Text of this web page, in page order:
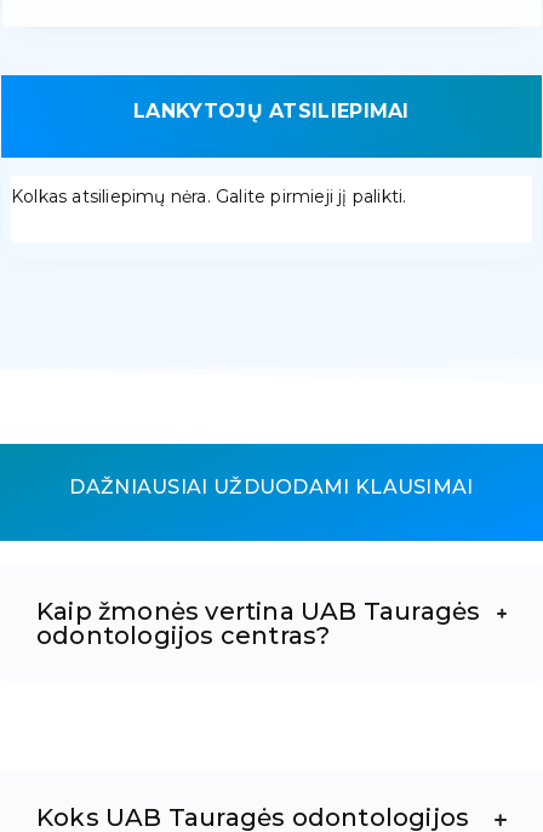
LANKYTOJŲ ATSILIEPIMAI
Kolkas atsiliepimų nėra. Galite pirmieji jį palikti.
DAŽNIAUSIAI UŽDUODAMI KLAUSIMAI
Kaip žmonės vertina UAB Tauragės
odontologijos centras?
Koks UAB Tauragės odontologijos